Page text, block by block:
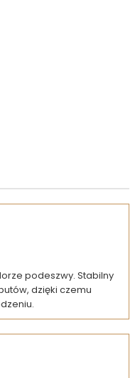
podeszwy. Stabilny
dzięki czemu